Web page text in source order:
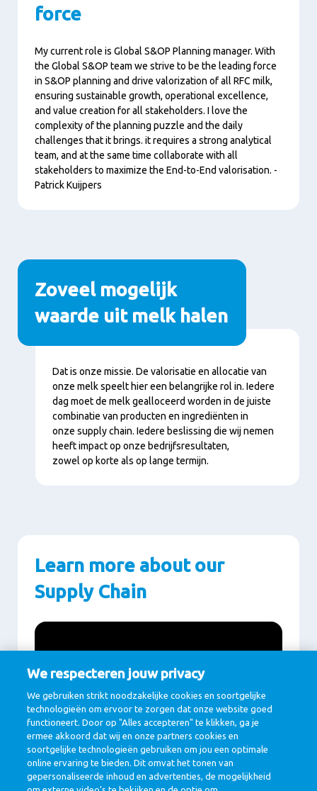
force
My current role is Global S&OP Planning manager. With
the Global S&OP team we strive to be the leading force
in S&OP planning and drive valorization of all RFC milk,
ensuring sustainable growth, operational excellence,
and value creation for all stakeholders. I love the
complexity of the planning puzzle and the daily
challenges that it brings. it requires a strong analytical
team, and at the same time collaborate with all
stakeholders to maximize the End-to-End valorisation. -
Patrick Kuijpers
Zoveel mogelijk
waarde uit melk halen
Inhoud
Dat is onze missie. De valorisatie en allocatie van
onze melk speelt hier een belangrijke rol in. Iedere
dag moet de melk gealloceerd worden in de juiste
combinatie van producten en ingrediënten in
onze supply chain. Iedere beslissing die wij nemen
heeft impact op onze bedrijfsresultaten,
zowel op korte als op lange termijn.
Learn more about our
Supply Chain
Play
We respecteren jouw privacy
We gebruiken strikt noodzakelijke cookies en soortgelijke
technologieën om ervoor te zorgen dat onze website goed
functioneert. Door op "Alles accepteren" te klikken, ga je
ermee akkoord dat wij en onze partners cookies en
soortgelijke technologieën gebruiken om jou een optimale
online ervaring te bieden. Dit omvat het tonen van
gepersonaliseerde inhoud en advertenties, de mogelijkheid